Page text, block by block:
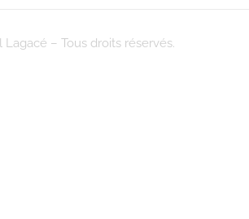
– Tous droits réservés.